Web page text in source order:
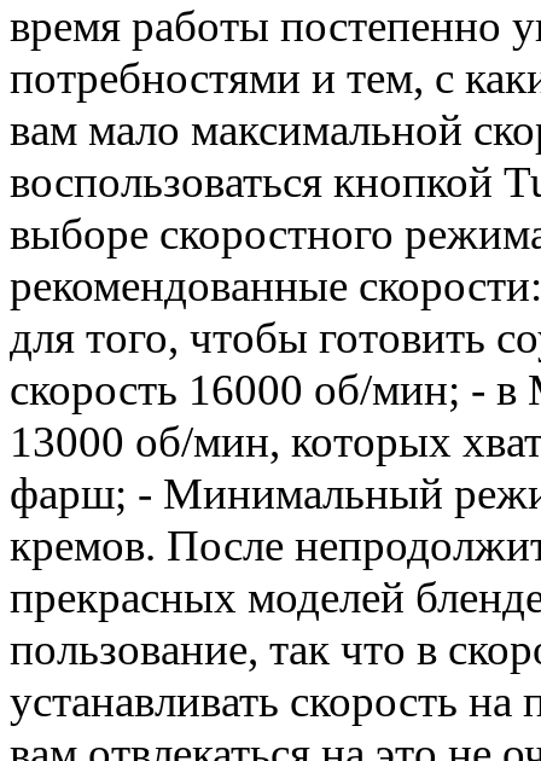
время работы постепенно
потребностями и тем, с
вам мало максимальной
воспользоваться кнопкой
выборе скоростного
рекомендованные
для того, чтобы готовить
скорость 16000 об/мин; -
13000 об/мин, которых
фарш; - Минимальный
кремов. После
прекрасных моделей
пользование, так что в
устанавливать скорость